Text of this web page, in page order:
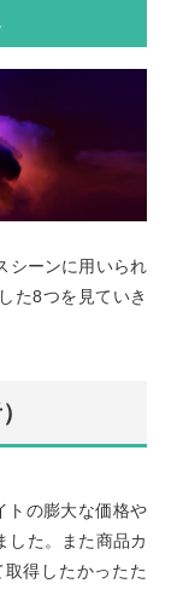
シーンに用いられ
た8つを見ていき
トの膨大な価格や
した。また商品カ
得したかったた